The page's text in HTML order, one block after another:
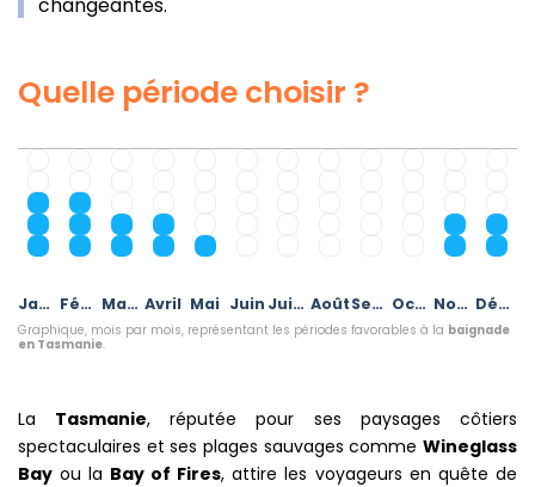
changeantes.
Quelle période choisir ?
Janvier Février Mars Avril Mai Juin Juillet Août Septembre Octobre Novembre Décembre
Graphique, mois par mois, représentant les périodes favorables à la baignade
en Tasmanie.
La Tasmanie, réputée pour ses paysages côtiers
spectaculaires et ses plages sauvages comme Wineglass
Bay ou la Bay of Fires, attire les voyageurs en quête de